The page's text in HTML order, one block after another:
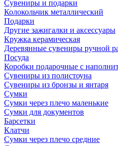
Сувениры и подарки
Колокольчик металлический
Подарки
Другие зажигалки и аксессуары
Кружка керамическая
Деревянные сувениры ручной
Посуда
Коробки подарочные с
Сувениры из полистоуна
Сувениры из бронзы и янтаря
Сумки
Сумки через плечо маленькие
Сумки для документов
Барсетки
Клатчи
Сумки через плечо средние